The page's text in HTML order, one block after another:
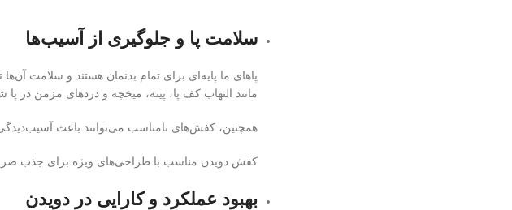
سلامت پا و جلوگیری از آسیب‌ها
پاهای ما پایه‌ای برای تمام بدنمان هستند و سلامت
مانند التهاب کف پا، پینه، میخچه و دردهای مزمن در پا
همچنین، کفش‌های نامناسب می‌توانند باعث
کفش دویدن مناسب با طراحی‌های ویژه برای جذب
بهبود عملکرد و کارایی در دویدن